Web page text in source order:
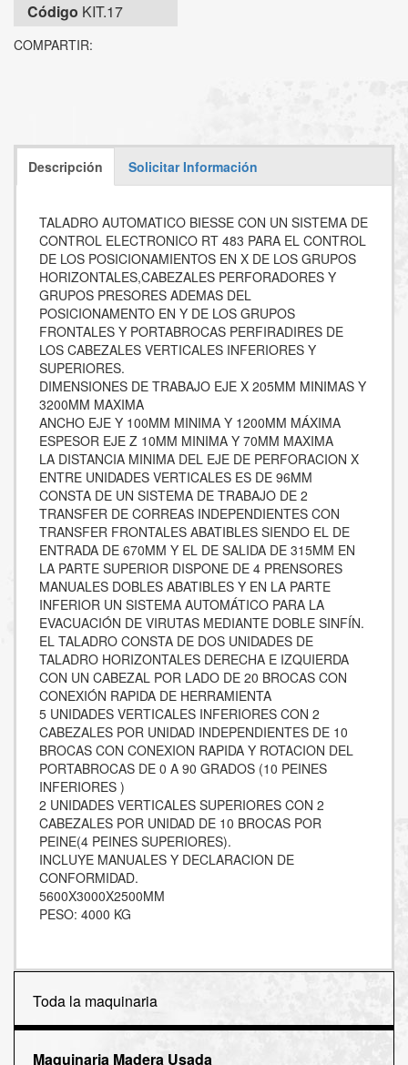
Código KIT.17
COMPARTIR:
Descripción Solicitar Información
TALADRO AUTOMATICO BIESSE CON UN SISTEMA DE
CONTROL ELECTRONICO RT 483 PARA EL CONTROL
DE LOS POSICIONAMIENTOS EN X DE LOS GRUPOS
HORIZONTALES,CABEZALES PERFORADORES Y
GRUPOS PRESORES ADEMAS DEL
POSICIONAMENTO EN Y DE LOS GRUPOS
FRONTALES Y PORTABROCAS PERFIRADIRES DE
LOS CABEZALES VERTICALES INFERIORES Y
SUPERIORES.
DIMENSIONES DE TRABAJO EJE X 205MM MINIMAS Y
3200MM MAXIMA
ANCHO EJE Y 100MM MINIMA Y 1200MM MÁXIMA
ESPESOR EJE Z 10MM MINIMA Y 70MM MAXIMA
LA DISTANCIA MINIMA DEL EJE DE PERFORACION X
ENTRE UNIDADES VERTICALES ES DE 96MM
CONSTA DE UN SISTEMA DE TRABAJO DE 2
TRANSFER DE CORREAS INDEPENDIENTES CON
TRANSFER FRONTALES ABATIBLES SIENDO EL DE
ENTRADA DE 670MM Y EL DE SALIDA DE 315MM EN
LA PARTE SUPERIOR DISPONE DE 4 PRENSORES
MANUALES DOBLES ABATIBLES Y EN LA PARTE
INFERIOR UN SISTEMA AUTOMÁTICO PARA LA
EVACUACIÓN DE VIRUTAS MEDIANTE DOBLE SINFÍN.
EL TALADRO CONSTA DE DOS UNIDADES DE
TALADRO HORIZONTALES DERECHA E IZQUIERDA
CON UN CABEZAL POR LADO DE 20 BROCAS CON
CONEXIÓN RAPIDA DE HERRAMIENTA
5 UNIDADES VERTICALES INFERIORES CON 2
CABEZALES POR UNIDAD INDEPENDIENTES DE 10
BROCAS CON CONEXION RAPIDA Y ROTACION DEL
PORTABROCAS DE 0 A 90 GRADOS (10 PEINES
INFERIORES )
2 UNIDADES VERTICALES SUPERIORES CON 2
CABEZALES POR UNIDAD DE 10 BROCAS POR
PEINE(4 PEINES SUPERIORES).
INCLUYE MANUALES Y DECLARACION DE
CONFORMIDAD.
5600X3000X2500MM
PESO: 4000 KG
Toda la maquinaria
Maquinaria Madera Usada